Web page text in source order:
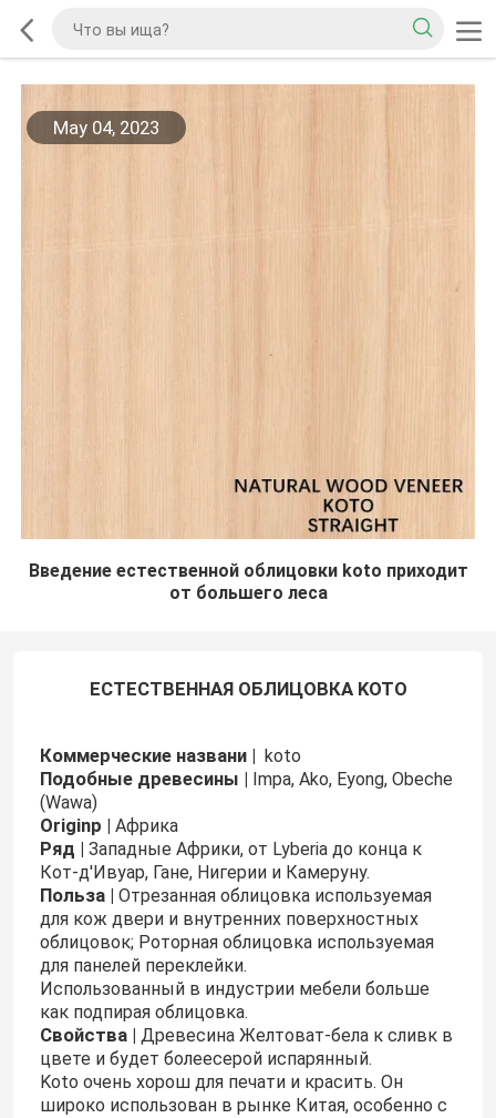
May 04, 2023
Введение естественной облицовки koto приходит
от большего леса
ЕСТЕСТВЕННАЯ ОБЛИЦОВКА KOTO
Коммерческие названи | koto
Подобные древесины | Impa, Ako, Eyong, Obeche
(Wawa)
Originp | Африка
Ряд | Западные Африки, от Lyberia до конца к
Кот-д'Ивуар, Гане, Нигерии и Камеруну.
Польза | Отрезанная облицовка используемая
для кож двери и внутренних поверхностных
облицовок; Роторная облицовка используемая
для панелей переклейки.
Использованный в индустрии мебели больше
как подпирая облицовка.
Свойства | Древесина Желтоват-бела к сливк в
цвете и будет болеесерой испарянный.
Koto очень хорош для печати и красить. Он
широко использован в рынке Китая, особенно с